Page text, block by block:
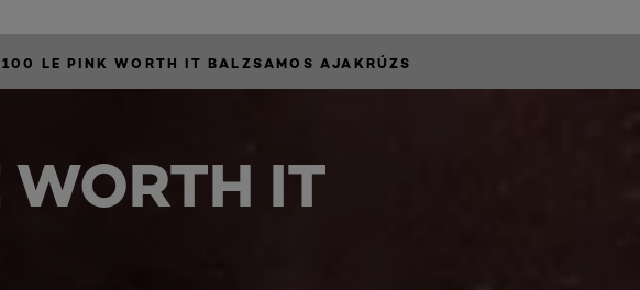
100 LE PINK WORTH IT BALZSAMOS AJAKRÚZS
WORTH IT